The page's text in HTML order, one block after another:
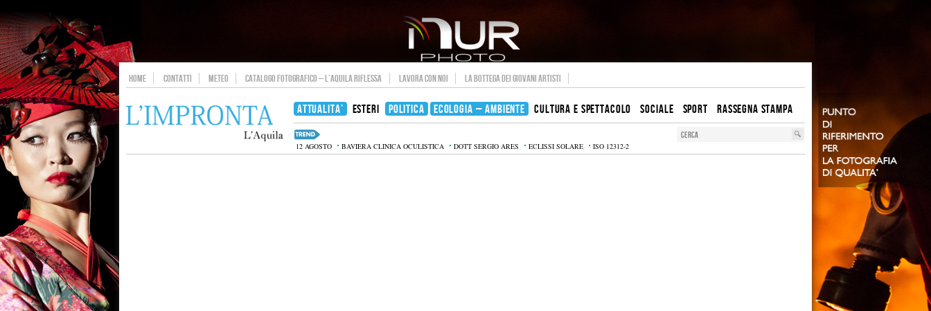
HOME CONTATTI METEO CATALOGO FOTOGRAFICO – L’AQUILA RIFLESSA LAVORA CON NOI LA BOTTEGA DEI GIOVANI ARTISTI
ATTUALITA’ ESTERI POLITICA ECOLOGIA – AMBIENTE CULTURA E SPETTACOLO SOCIALE SPORT RASSEGNA STAMPA
12 AGOSTO BAVIERA CLINICA OCULISTICA DOTT SERGIO ARES ECLISSI SOLARE ISO 12312-2